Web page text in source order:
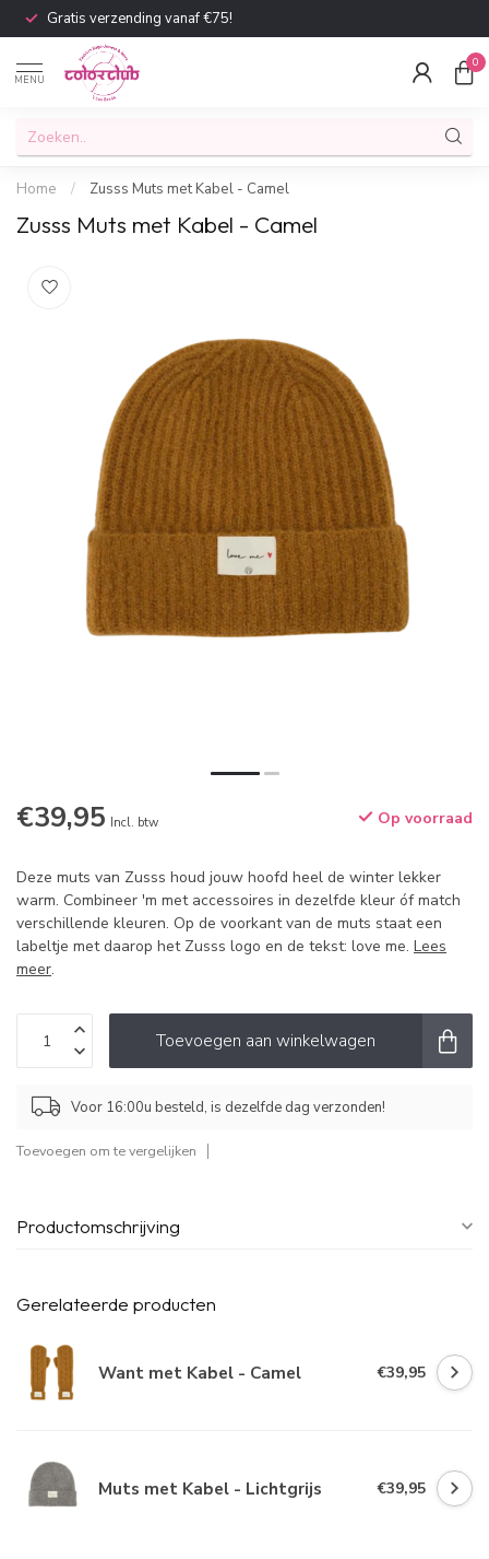
Gratis verzending vanaf €75!
MENU
0
Home / Zusss Muts met Kabel - Camel
Zusss Muts met Kabel - Camel
€39,95 Incl. btw Op voorraad
Deze muts van Zusss houd jouw hoofd heel de winter lekker
warm. Combineer 'm met accessoires in dezelfde kleur óf match
verschillende kleuren. Op de voorkant van de muts staat een
labeltje met daarop het Zusss logo en de tekst: love me. Lees
meer.
Toevoegen aan winkelwagen
Voor 16:00u besteld, is dezelfde dag verzonden!
Toevoegen om te vergelijken
Productomschrijving
Gerelateerde producten
Want met Kabel - Camel €39,95
Muts met Kabel - Lichtgrijs €39,95